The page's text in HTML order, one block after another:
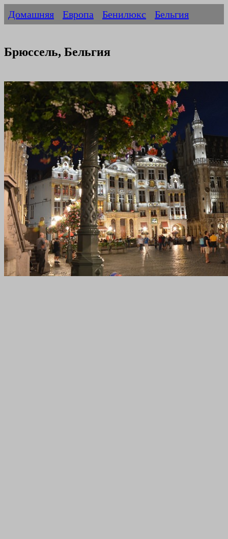
Домашняя Европа Бенилюкс Бельгия
Брюссель, Бельгия